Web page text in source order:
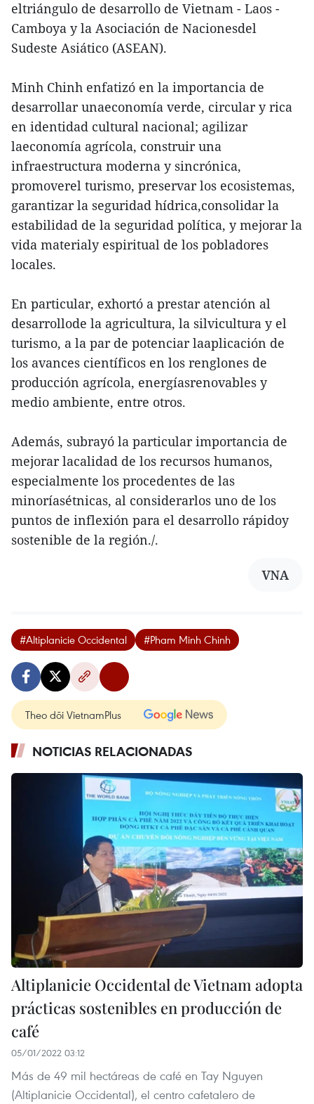
eltriángulo de desarrollo de Vietnam - Laos -
Camboya y la Asociación de Nacionesdel
Sudeste Asiático (ASEAN).
Minh Chinh enfatizó en la importancia de
desarrollar unaeconomía verde, circular y rica
en identidad cultural nacional; agilizar
laeconomía agrícola, construir una
infraestructura moderna y sincrónica,
promoverel turismo, preservar los ecosistemas,
garantizar la seguridad hídrica,consolidar la
estabilidad de la seguridad política, y mejorar la
vida materialy espiritual de los pobladores
locales.
En particular, exhortó a prestar atención al
desarrollode la agricultura, la silvicultura y el
turismo, a la par de potenciar laaplicación de
los avances científicos en los renglones de
producción agrícola, energíasrenovables y
medio ambiente, entre otros.
Además, subrayó la particular importancia de
mejorar lacalidad de los recursos humanos,
especialmente los procedentes de las
minoríasétnicas, al considerarlos uno de los
puntos de inflexión para el desarrollo rápidoy
sostenible de la región./.
VNA
#Altiplanicie Occidental #Pham Minh Chinh
Theo dõi VietnamPlus
NOTICIAS RELACIONADAS
Altiplanicie Occidental de Vietnam adopta
prácticas sostenibles en producción de
café
05/01/2022 03:12
Más de 49 mil hectáreas de café en Tay Nguyen
(Altiplanicie Occidental), el centro cafetalero de